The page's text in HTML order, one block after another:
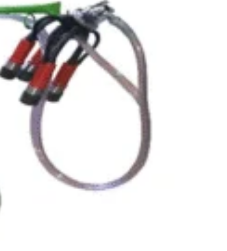
pentru casă
pentru începători
pentru grădinărit
DIY actuale
pas cu pas
și materiale recomandate
KALKI DRIM MAGAZIN S.R.L.
CUI: RO42565965
Reg. Com.: J39/335/2020
Adresa: Str. Măgura 57F
Localitate: FOCSANI,
contact:
0737 478 238